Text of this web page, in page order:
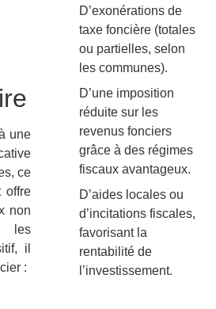
une
ce
offre
non
les
il
:
D’exonérations de
taxe foncière (totales
ou partielles, selon
les communes).
D’une imposition
réduite sur les
revenus fonciers
grâce à des régimes
fiscaux avantageux.
D’aides locales ou
d’incitations fiscales,
favorisant la
rentabilité de
l’investissement.